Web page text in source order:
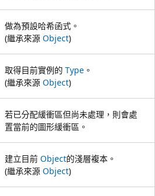
做為預設哈希函式。
(繼承來源 Object)
取得目前實例的 Type 。
(繼承來源 Object)
若已分配緩衝區但尚未處理，則會處
置當前的圖形緩衝區。
建立目前 Object的淺層複本。
(繼承來源 Object)